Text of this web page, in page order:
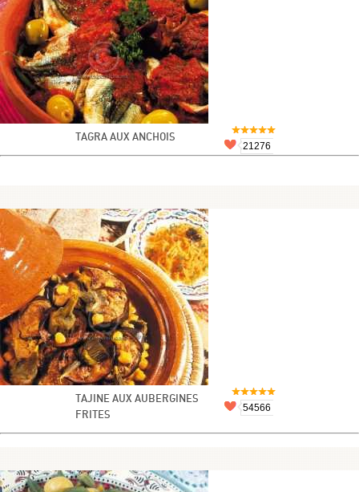
TAGRA AUX ANCHOIS
21276
TAJINE AUX AUBERGINES
FRITES
54566